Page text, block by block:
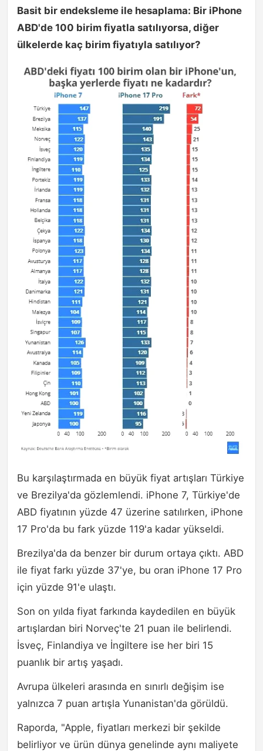
Basit bir endeksleme ile hesaplama: Bir iPhone
ABD'de 100 birim fiyatla satılıyorsa, diğer
ülkelerde kaç birim fiyatıyla satılıyor?
Bu karşılaştırmada en büyük fiyat artışları Türkiye
ve Brezilya'da gözlemlendi. iPhone 7, Türkiye'de
ABD fiyatının yüzde 47 üzerine satılırken, iPhone
17 Pro'da bu fark yüzde 119'a kadar yükseldi.
Brezilya'da da benzer bir durum ortaya çıktı. ABD
ile fiyat farkı yüzde 37'ye, bu oran iPhone 17 Pro
için yüzde 91'e ulaştı.
Son on yılda fiyat farkında kaydedilen en büyük
artışlardan biri Norveç'te 21 puan ile belirlendi.
İsveç, Finlandiya ve İngiltere ise her biri 15
puanlık bir artış yaşadı.
Avrupa ülkeleri arasında en sınırlı değişim ise
yalnızca 7 puan artışla Yunanistan'da görüldü.
Raporda, "Apple, fiyatları merkezi bir şekilde
belirliyor ve ürün dünya genelinde aynı maliyete